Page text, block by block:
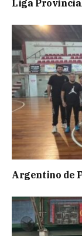
Liga
Argentino de